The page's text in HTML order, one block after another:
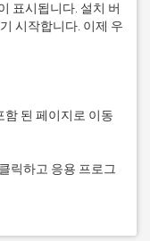
표시됩니다. 설치 버
시작합니다. 이제 우